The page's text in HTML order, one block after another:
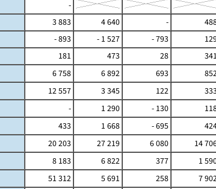
-
3 883 4 640 -
- 893 - 1 527 - 793
181 473 28
6 758 6 892 693
12 557 3 345 122
- 1 290 - 130
433 1 668 - 695
20 203 27 219 6 080 14
8 183 6 822 377 1
51 312 5 691 258 7